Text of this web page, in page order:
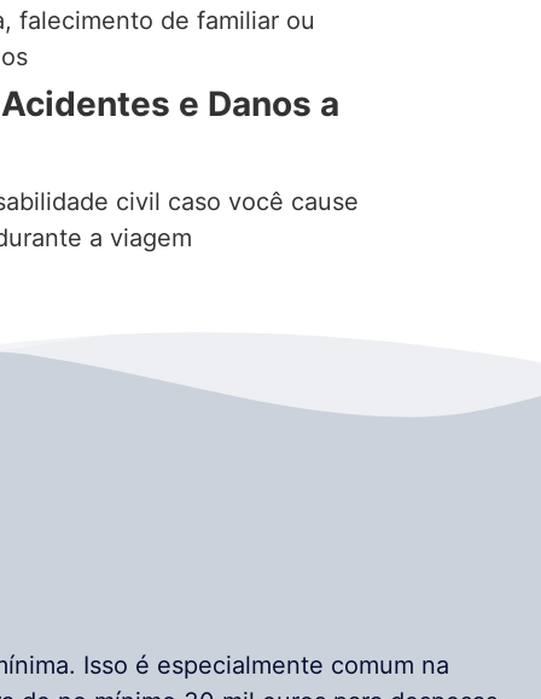
falecimento de familiar ou
e Danos a
civil caso você cause
a viagem
Isso é especialmente comum na